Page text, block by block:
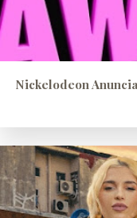
Nickelodeon